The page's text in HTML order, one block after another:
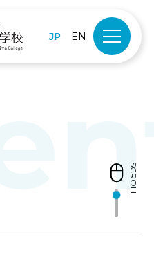
JP EN
SCROLL